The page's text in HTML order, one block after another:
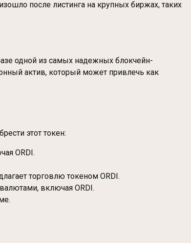
после листинга на крупных биржах, таких
одной из самых надежных блокчейн-
актив, который может привлечь как
этот токен:
ORDI.
торговлю токеном ORDI.
включая ORDI.